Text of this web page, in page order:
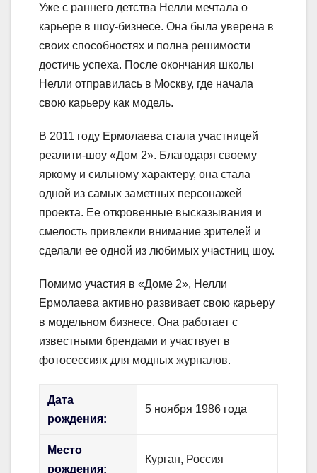
Уже с раннего детства Нелли мечтала о
карьере в шоу-бизнесе. Она была уверена в
своих способностях и полна решимости
достичь успеха. После окончания школы
Нелли отправилась в Москву, где начала
свою карьеру как модель.
В 2011 году Ермолаева стала участницей
реалити-шоу «Дом 2». Благодаря своему
яркому и сильному характеру, она стала
одной из самых заметных персонажей
проекта. Ее откровенные высказывания и
смелость привлекли внимание зрителей и
сделали ее одной из любимых участниц шоу.
Помимо участия в «Доме 2», Нелли
Ермолаева активно развивает свою карьеру
в модельном бизнесе. Она работает с
известными брендами и участвует в
фотосессиях для модных журналов.
Дата
рождения:
5 ноября 1986 года
Место
рождения:
Курган, Россия